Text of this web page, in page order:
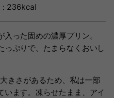
236kcal
った固めの濃厚プリン。
っぷりで、たまらなくおいし
きさがあるため、私は一部
います。凍らせたまま、アイ